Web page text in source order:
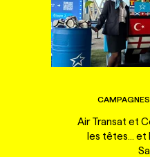
Air Transat et
les têtes... et